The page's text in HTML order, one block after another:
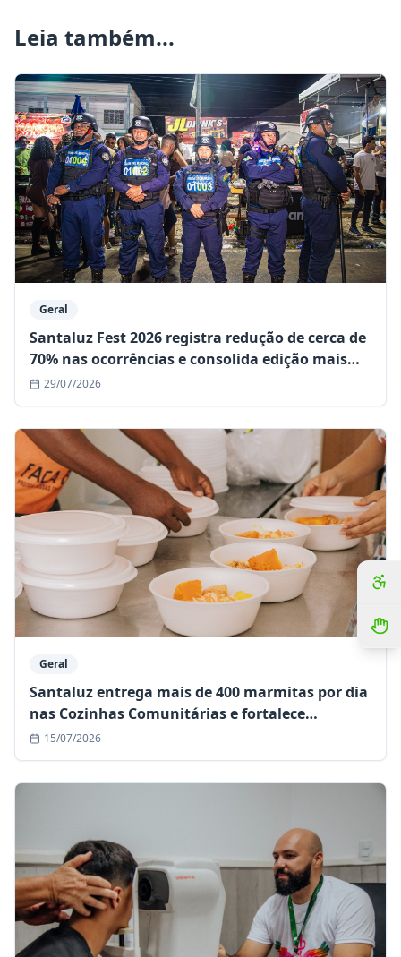
Leia também...
Geral
Santaluz Fest 2026 registra redução de cerca de
70% nas ocorrências e consolida edição mais
segura da história
29/07/2026
Geral
Santaluz entrega mais de 400 marmitas por dia
nas Cozinhas Comunitárias e fortalece
assistência às famílias em situação de
vulnerabilidade
15/07/2026